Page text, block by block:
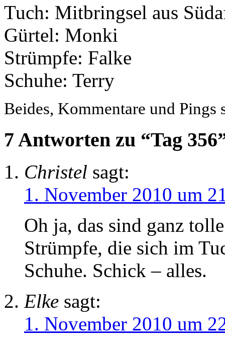
Tuch: Mitbringsel aus
Gürtel: Monki
Strümpfe: Falke
Schuhe: Terry
Beides, Kommentare und Pings
7 Antworten zu “Tag
Christel sagt:
1. November 2010 um
Oh ja, das sind ganz
Strümpfe, die sich im
Schuhe. Schick – alles.
Elke sagt:
1. November 2010 um